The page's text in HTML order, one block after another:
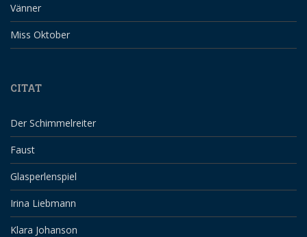
Vänner
Miss Oktober
CITAT
Der Schimmelreiter
Faust
Glasperlenspiel
Irina Liebmann
Klara Johanson